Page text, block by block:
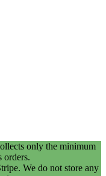
only the minimum
orders.
We do not store any